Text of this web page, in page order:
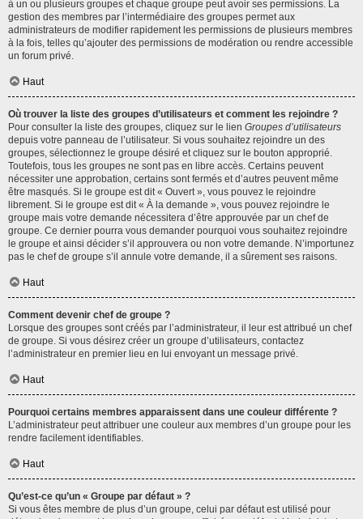
à un ou plusieurs groupes et chaque groupe peut avoir ses permissions. La
gestion des membres par l’intermédiaire des groupes permet aux
administrateurs de modifier rapidement les permissions de plusieurs membres
à la fois, telles qu’ajouter des permissions de modération ou rendre accessible
un forum privé.
Haut
Où trouver la liste des groupes d’utilisateurs et comment les rejoindre ?
Pour consulter la liste des groupes, cliquez sur le lien Groupes d’utilisateurs
depuis votre panneau de l’utilisateur. Si vous souhaitez rejoindre un des
groupes, sélectionnez le groupe désiré et cliquez sur le bouton approprié.
Toutefois, tous les groupes ne sont pas en libre accès. Certains peuvent
nécessiter une approbation, certains sont fermés et d’autres peuvent même
être masqués. Si le groupe est dit « Ouvert », vous pouvez le rejoindre
librement. Si le groupe est dit « À la demande », vous pouvez rejoindre le
groupe mais votre demande nécessitera d’être approuvée par un chef de
groupe. Ce dernier pourra vous demander pourquoi vous souhaitez rejoindre
le groupe et ainsi décider s’il approuvera ou non votre demande. N’importunez
pas le chef de groupe s’il annule votre demande, il a sûrement ses raisons.
Haut
Comment devenir chef de groupe ?
Lorsque des groupes sont créés par l’administrateur, il leur est attribué un chef
de groupe. Si vous désirez créer un groupe d’utilisateurs, contactez
l’administrateur en premier lieu en lui envoyant un message privé.
Haut
Pourquoi certains membres apparaissent dans une couleur différente ?
L’administrateur peut attribuer une couleur aux membres d’un groupe pour les
rendre facilement identifiables.
Haut
Qu’est-ce qu’un « Groupe par défaut » ?
Si vous êtes membre de plus d’un groupe, celui par défaut est utilisé pour